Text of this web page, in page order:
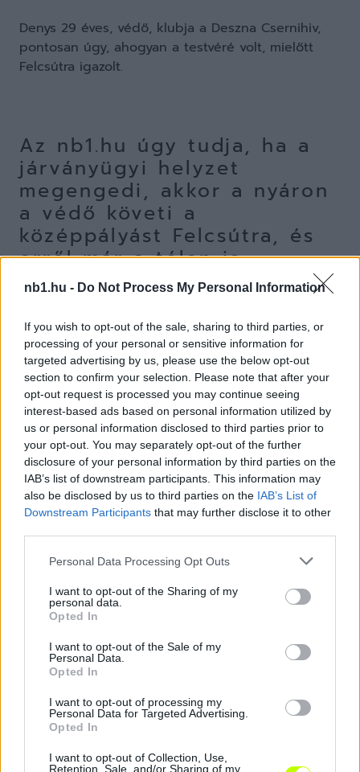
nb1.hu - Do Not Process My Personal Information
If you wish to opt-out of the sale, sharing to third parties, or
processing of your personal or sensitive information for
targeted advertising by us, please use the below opt-out
section to confirm your selection. Please note that after your
opt-out request is processed you may continue seeing
interest-based ads based on personal information utilized by
us or personal information disclosed to third parties prior to
your opt-out. You may separately opt-out of the further
disclosure of your personal information by third parties on the
IAB’s list of downstream participants. This information may
also be disclosed by us to third parties on the IAB’s List of
Downstream Participants that may further disclose it to other
Please note that this website/app uses one or more Google
not limited to your visit or usage behaviour. You may click to
grant or deny consent to Google and its third-party tags to
use your data for below specified purposes in below Google
consent section.
Personal Data Processing Opt Outs
I want to opt-out of the Sharing of my
personal data.
Opted In
I want to opt-out of the Sale of my
Personal Data.
Opted In
I want to opt-out of processing my
Personal Data for Targeted Advertising.
Opted In
I want to opt-out of Collection, Use,
Retention, Sale, and/or Sharing of my
Denys 29 éves, védő, klubja a Deszna Csernihiv,
pontosan úgy, ahogyan a testvéré volt, mielőtt
Felcsútra igazolt.
Az nb1.hu úgy tudja, ha a
járványügyi helyzet
megengedi, akkor a nyáron
a védő követi a
középpályást Felcsútra, és
erről már a télen is
egyeztettek a felek.
Ő is a Dinamo Kijev neveltje, a statisztikai adatait
azért nem közöljük, mert ahány felület, annyiféle
mutatók szerepelnek a neve után. Az viszont
biztos, hogy az elmúlt két évben stabil
alapembere volt a csapatának, (egyébként
védekező középpályást is tud játszani), a védők
közül az egyik leggőlerősebb volt Ukrajnában.